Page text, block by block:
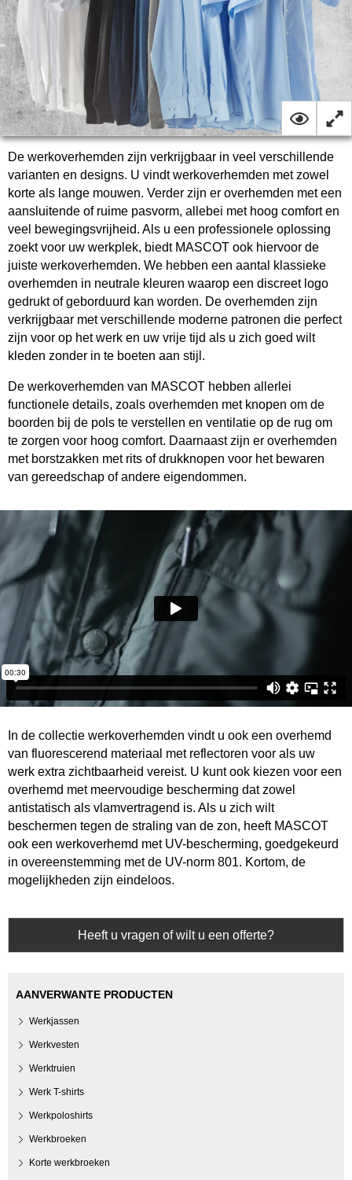
De werkoverhemden zijn verkrijgbaar in veel verschillende
varianten en designs. U vindt werkoverhemden met zowel
korte als lange mouwen. Verder zijn er overhemden met een
aansluitende of ruime pasvorm, allebei met hoog comfort en
veel bewegingsvrijheid. Als u een professionele oplossing
zoekt voor uw werkplek, biedt MASCOT ook hiervoor de
juiste werkoverhemden. We hebben een aantal klassieke
overhemden in neutrale kleuren waarop een discreet logo
gedrukt of geborduurd kan worden. De overhemden zijn
verkrijgbaar met verschillende moderne patronen die perfect
zijn voor op het werk en uw vrije tijd als u zich goed wilt
kleden zonder in te boeten aan stijl.
De werkoverhemden van MASCOT hebben allerlei
functionele details, zoals overhemden met knopen om de
boorden bij de pols te verstellen en ventilatie op de rug om
te zorgen voor hoog comfort. Daarnaast zijn er overhemden
met borstzakken met rits of drukknopen voor het bewaren
van gereedschap of andere eigendommen.
In de collectie werkoverhemden vindt u ook een overhemd
van fluorescerend materiaal met reflectoren voor als uw
werk extra zichtbaarheid vereist. U kunt ook kiezen voor een
overhemd met meervoudige bescherming dat zowel
antistatisch als vlamvertragend is. Als u zich wilt
beschermen tegen de straling van de zon, heeft MASCOT
ook een werkoverhemd met UV-bescherming, goedgekeurd
in overeenstemming met de UV-norm 801. Kortom, de
mogelijkheden zijn eindeloos.
Heeft u vragen of wilt u een offerte?
AANVERWANTE PRODUCTEN
Werkjassen
Werkvesten
Werktruien
Werk T-shirts
Werkpoloshirts
Werkbroeken
Korte werkbroeken